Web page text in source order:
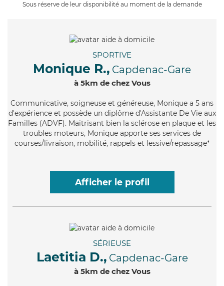
Sous réserve de leur disponibilité au moment de la demande
SPORTIVE
Monique R., Capdenac-Gare
à 5km de chez Vous
Communicative, soigneuse et généreuse, Monique a 5 ans
d'expérience et possède un diplôme d'Assistante De Vie aux
Familles (ADVF). Maitrisant bien la sclérose en plaque et les
troubles moteurs, Monique apporte ses services de
courses/livraison, mobilité, rappels et lessive/repassage*
Afficher le profil
SÉRIEUSE
Laetitia D., Capdenac-Gare
à 5km de chez Vous